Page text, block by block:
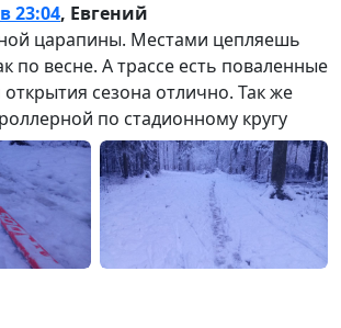
23:04, Евгений
царапины. Местами цепляешь
по весне. А трассе есть поваленные
сезона отлично. Так же
по стадионному кругу